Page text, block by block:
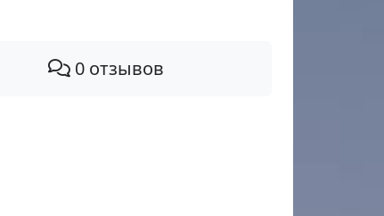
0 отзывов